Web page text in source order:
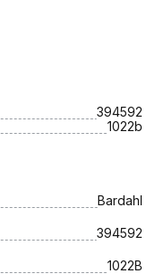
394592
1022b
Bardahl
394592
1022B